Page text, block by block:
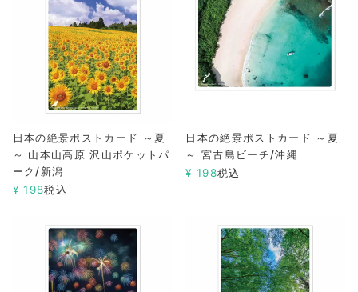
日本の絶景ポストカード ～夏
～ 山本山高原 沢山ポケットパ
ーク/新潟
¥ 198税込
日本の絶景ポストカード ～夏
～ 宮古島ビーチ/沖縄
¥ 198税込